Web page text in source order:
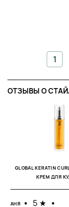
1
ОТЗЫВЫ O
GLOBAL KERATIN
КРЕМ ДЛЯ
АНЯ • 5 ★ •